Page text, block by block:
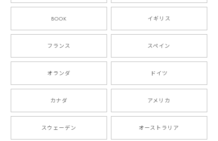
BOOK イギリス
フランス スペイン
オランダ ドイツ
カナダ アメリカ
スウェーデン オーストラリア